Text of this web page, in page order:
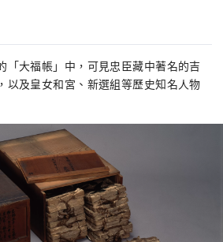
「大福帳」中，可見忠臣藏中著名的吉
以及皇女和宮、新選組等歷史知名人物